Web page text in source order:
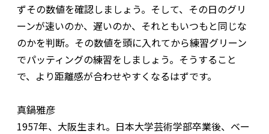
ずその数値を確認しましょう。そして、その日のグリ
ーンが速いのか、遅いのか、それともいつもと同じな
のかを判断。その数値を頭に入れてから練習グリーン
でパッティングの練習をしましょう。そうすること
で、より距離感が合わせやすくなるはずです。
真鍋雅彦
1957年、大阪生まれ。日本大学芸術学部卒業後、ベー